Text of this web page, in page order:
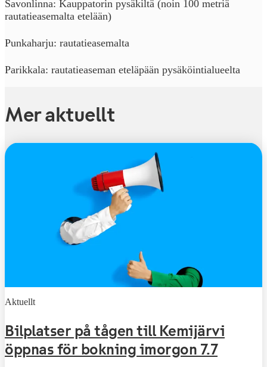
Savonlinna: Kauppatorin pysäkiltä (noin 100 metriä
rautatieasemalta etelään)
Punkaharju: rautatieasemalta
Parikkala: rautatieaseman eteläpään pysäköintialueelta
Mer aktuellt
Aktuellt
Bilplatser på tågen till Kemijärvi
öppnas för bokning imorgon 7.7